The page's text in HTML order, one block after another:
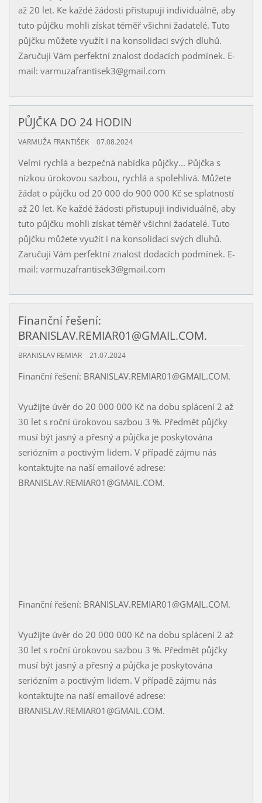
až 20 let. Ke každé žádosti přistupuji individuálně, aby
tuto půjčku mohli získat téměř všichni žadatelé. Tuto
půjčku můžete využít i na konsolidaci svých dluhů.
Zaručuji Vám perfektní znalost dodacích podmínek. E-
mail: varmuzafrantisek3@gmail.com
PŮJČKA DO 24 HODIN
VARMUŽA FRANTIŠEK 07.08.2024
Velmi rychlá a bezpečná nabídka půjčky... Půjčka s
nízkou úrokovou sazbou, rychlá a spolehlivá. Můžete
žádat o půjčku od 20 000 do 900 000 Kč se splatností
až 20 let. Ke každé žádosti přistupuji individuálně, aby
tuto půjčku mohli získat téměř všichni žadatelé. Tuto
půjčku můžete využít i na konsolidaci svých dluhů.
Zaručuji Vám perfektní znalost dodacích podmínek. E-
mail: varmuzafrantisek3@gmail.com
Finanční řešení:
BRANISLAV.REMIAR01@GMAIL.COM.
BRANISLAV REMIAR 21.07.2024
Finanční řešení: BRANISLAV.REMIAR01@GMAIL.COM.
Využijte úvěr do 20 000 000 Kč na dobu splácení 2 až
30 let s roční úrokovou sazbou 3 %. Předmět půjčky
musí být jasný a přesný a půjčka je poskytována
seriózním a poctivým lidem. V případě zájmu nás
kontaktujte na naší emailové adrese:
BRANISLAV.REMIAR01@GMAIL.COM.
Finanční řešení: BRANISLAV.REMIAR01@GMAIL.COM.
Využijte úvěr do 20 000 000 Kč na dobu splácení 2 až
30 let s roční úrokovou sazbou 3 %. Předmět půjčky
musí být jasný a přesný a půjčka je poskytována
seriózním a poctivým lidem. V případě zájmu nás
kontaktujte na naší emailové adrese:
BRANISLAV.REMIAR01@GMAIL.COM.